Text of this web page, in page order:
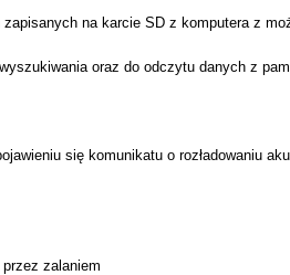
na karcie SD z komputera z
oraz do odczytu danych z
się komunikatu o rozładowaniu
zalaniem